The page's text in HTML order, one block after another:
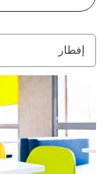
إفطار
راجع التفاصيل